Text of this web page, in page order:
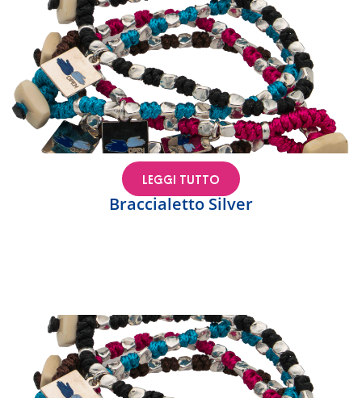
Braccialetto Silver
LEGGI TUTTO